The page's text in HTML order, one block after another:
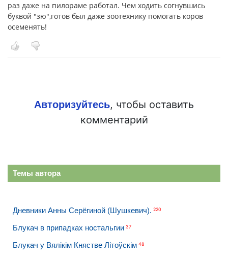
раз даже на пилораме работал. Чем ходить согнувшись
буквой "зю",готов был даже зоотехнику помогать коров
осеменять!
Авторизуйтесь, чтобы оставить
комментарий
Темы автора
Дневники Анны Серёгиной (Шушкевич). 220
Блукач в припадках ностальгии 37
Блукач у Вялікім Княстве Літоўскім 48